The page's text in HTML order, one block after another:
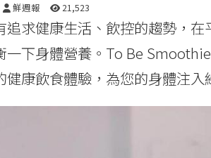
鮮週報 21,523
追求健康生活、飲控的趨勢，
一下身體營養。To Be
健康飲食體驗，為您的身體注入